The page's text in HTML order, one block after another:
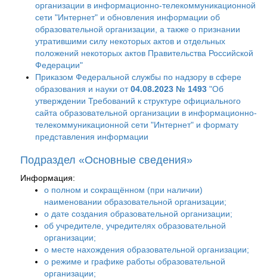
организации в информационно-телекоммуникационной
сети "Интернет" и обновления информации об
образовательной организации, а также о признании
утратившими силу некоторых актов и отдельных
положений некоторых актов Правительства Российской
Федерации"
Приказом Федеральной службы по надзору в сфере
образования и науки от04.08.2023 № 1493 "Об
утверждении Требований к структуре официального
сайта образовательной организации в информационно-
телекоммуникационной сети "Интернет" и формату
представления информации
Подраздел «Основные сведения»
Информация:
о полном и сокращённом (при наличии)
наименовании образовательной организации;
о дате создания образовательной организации;
об учредителе, учредителях образовательной
организации;
о месте нахождения образовательной организации;
о режиме и графике работы образовательной
организации;